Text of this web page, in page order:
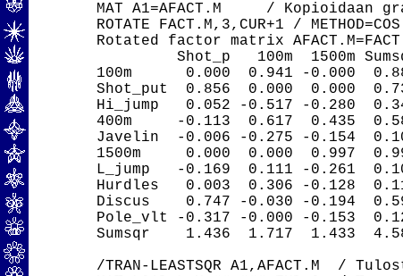
MAT A1=AFACT.M     /
ROTATE FACT.M,3,CUR+1 / METHOD=COS
Rotated factor matrix
Shot_p   100m  1500m
100m      0.000  0.941 -0.000
Shot_put  0.856  0.000  0.000
Hi_jump   0.052 -0.517 -0.280
400m     -0.113  0.617  0.435
Javelin  -0.006 -0.275 -0.154
1500m     0.000  0.000  0.997
L_jump   -0.169  0.111 -0.261
Hurdles   0.003  0.306 -0.128
Discus    0.747 -0.030 -0.194
Pole_vlt -0.317 -0.000 -0.153
Sumsqr    1.436  1.717  1.433
/TRAN-LEASTSQR A1,AFACT.M  /